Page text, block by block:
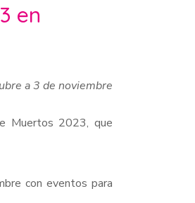
en
a 3 de noviembre
Muertos 2023, que
con eventos para